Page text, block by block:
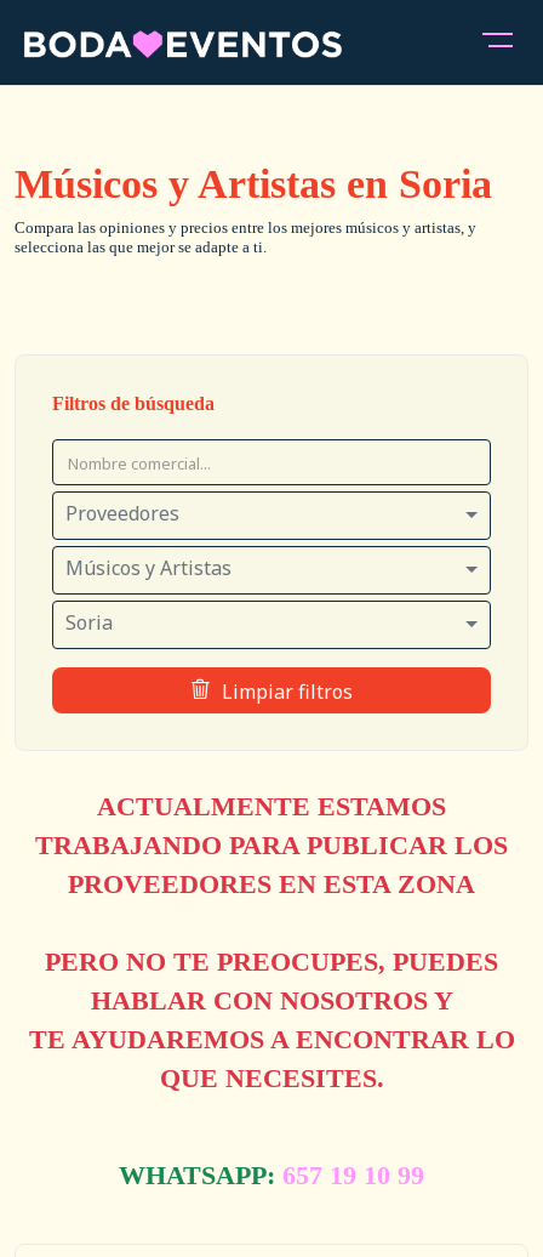
Músicos y Artistas en Soria
Compara las opiniones y precios entre los mejores músicos y artistas, y
selecciona las que mejor se adapte a ti.
Filtros de búsqueda
Proveedores
Músicos y Artistas
Soria
Limpiar filtros
ACTUALMENTE ESTAMOS
TRABAJANDO PARA PUBLICAR LOS
PROVEEDORES EN ESTA ZONA
PERO NO TE PREOCUPES, PUEDES
HABLAR CON NOSOTROS Y
TE AYUDAREMOS A ENCONTRAR LO
QUE NECESITES.
WHATSAPP: 657 19 10 99